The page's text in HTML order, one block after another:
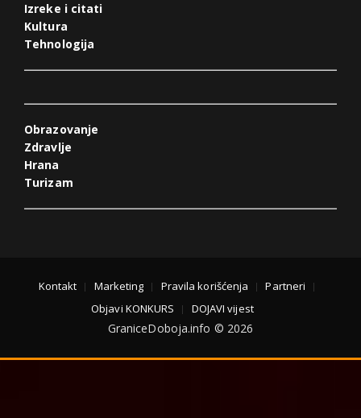
Izreke i citati
Kultura
Tehnologija
Obrazovanje
Zdravlje
Hrana
Turizam
Kontakt Marketing Pravila korišćenja
Partneri
Objavi KONKURS
DOJAVI vijest
GraniceDoboja.info © 2026